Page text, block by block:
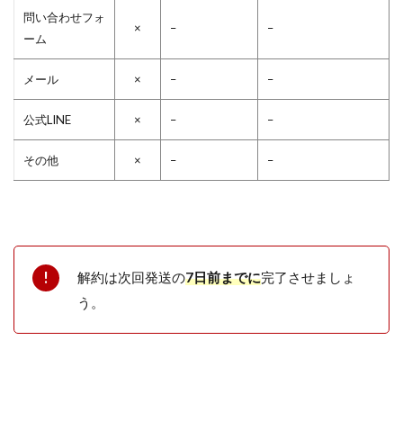
問い合わせフォ
ーム
× – –
メール × – –
公式LINE × – –
その他 × – –
解約は次回発送の7日前までに完了させましょ
う。